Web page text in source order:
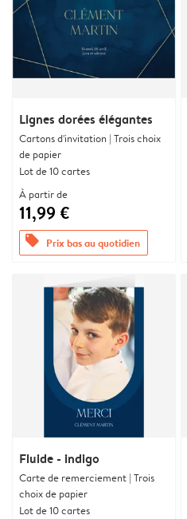
Lignes dorées élégantes
Cartons d'invitation | Trois choix
de papier
Lot de 10 cartes
À partir de
11,99 €
offers Prix bas au quotidien
Fluide - indigo
Carte de remerciement | Trois
choix de papier
Lot de 10 cartes